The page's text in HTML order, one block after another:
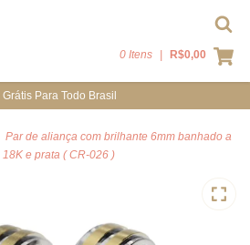
0 Itens R$0,00
Grátis Para Todo Brasil
Par de aliança com brilhante 6mm banhado a
18K e prata ( CR-026 )